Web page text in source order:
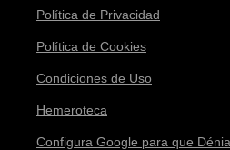
Política de Privacidad
Política de Cookies
Condiciones de Uso
Hemeroteca
Configura Google para que